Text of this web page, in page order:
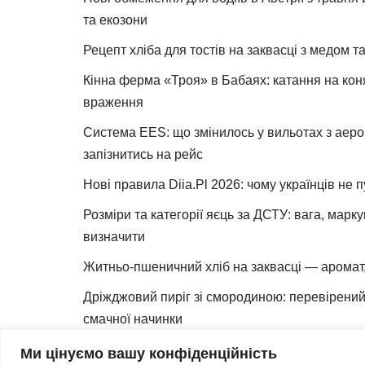
Ми цінуємо вашу конфіденційність
та екозони
Рецепт хліба для тостів на заквасці з медом
Кінна ферма «Троя» в Бабаях: катання на
враження
Система EES: що змінилось у вильотах з
запізнитись на рейс
Нові правила Diia.Pl 2026: чому українців не
Розміри та категорії яєць за ДСТУ: вага,
визначити
Житньо-пшеничний хліб на заквасці —
Дріжджовий пиріг зі смородиною: перевірений
смачної начинки
Як зробити закваску для хліба вдома